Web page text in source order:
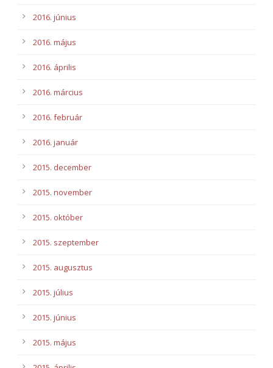
2016. június
2016. május
2016. április
2016. március
2016. február
2016. január
2015. december
2015. november
2015. október
2015. szeptember
2015. augusztus
2015. július
2015. június
2015. május